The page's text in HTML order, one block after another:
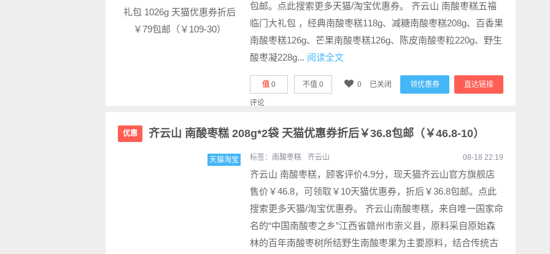
包邮。点此搜索更多天猫/淘宝优惠券。 齐云山 南酸枣糕五福
临门大礼包 ，经典南酸枣糕118g、减糖南酸枣糕208g、百香果
南酸枣糕126g、芒果南酸枣糕126g、陈皮南酸枣粒220g、野生
酸枣凝228g... 阅读全文
直达链接
领优惠券
值 0 不值 0 0 已关闭
评论
优惠 齐云山 南酸枣糕 208g*2袋 天猫优惠券折后￥36.8包邮（￥46.8-10）
天猫淘宝 标签： 南酸枣糕 齐云山 08-18 22:19
齐云山 南酸枣糕，顾客评价4.9分，现天猫齐云山官方旗舰店
售价￥46.8，可领取￥10天猫优惠券，折后￥36.8包邮。点此
搜索更多天猫/淘宝优惠券。 齐云山南酸枣糕，来自唯一国家命
名的“中国南酸枣之乡”江西省赣州市崇义县，原料采自原始森
林的百年南酸枣树所结野生南酸枣果为主要原料，结合传统古